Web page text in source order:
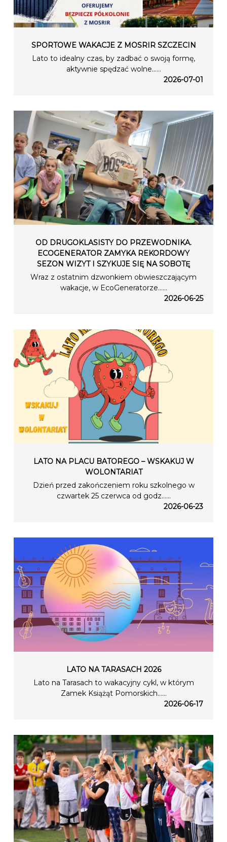
SPORTOWE WAKACJE Z MOSRIR SZCZECIN
Lato to idealny czas, by zadbać o swoją formę,
aktywnie spędzać wolne…...
2026-07-01
OD DRUGOKLASISTY DO PRZEWODNIKA.
ECOGENERATOR ZAMYKA REKORDOWY
SEZON WIZYT I SZYKUJE SIĘ NA SOBOTĘ
Wraz z ostatnim dzwonkiem obwieszczającym
wakacje, w EcoGeneratorze…...
2026-06-25
LATO NA PLACU BATOREGO – WSKAKUJ W
WOLONTARIAT
Dzień przed zakończeniem roku szkolnego w
czwartek 25 czerwca od godz…...
2026-06-23
LATO NA TARASACH 2026
Lato na Tarasach to wakacyjny cykl, w którym
Zamek Książąt Pomorskich…...
2026-06-17